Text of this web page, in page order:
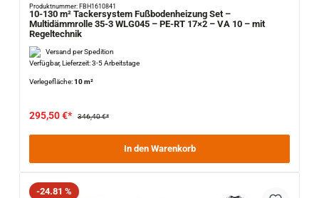
Produktnummer: FBH1610841
10-130 m² Tackersystem Fußbodenheizung Set –
Multidämmrolle 35-3 WLG045 – PE-RT 17×2 – VA 10 – mit
Regeltechnik
Versand per Spedition
Verfügbar, Lieferzeit: 3-5 Arbeitstage
Verlegefläche:10 m²
295,50 €* 346,40 €*
In den Warenkorb
Rabatt
-24.81 %